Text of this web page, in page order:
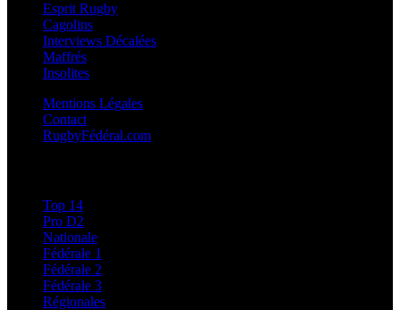
Esprit Rugby
Cagolins
Interviews Décalées
Maffrés
Insolites
Mentions Légales
Contact
RugbyFédéral.com
Top 14
Pro D2
Nationale
Fédérale 1
Fédérale 2
Fédérale 3
Régionales